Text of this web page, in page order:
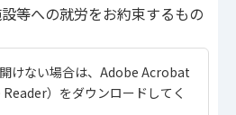
等への就労をお約束するもの
けない場合は、Adobe Acrobat
）をダウンロードしてく